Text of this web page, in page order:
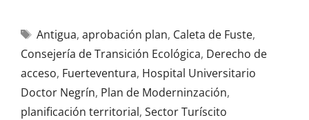
Antigua, aprobación plan, Caleta de Fuste,
Consejería de Transición Ecológica, Derecho de
acceso, Fuerteventura, Hospital Universitario
Doctor Negrín, Plan de Moderninzación,
planificación territorial, Sector Turíscito